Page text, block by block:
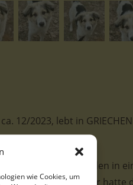
wie Cookies, um
ca. 12/2023, lebt in
ihre Geschwister wurden in
Ein Hundefänger hatte